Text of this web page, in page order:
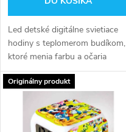
o
d
u
d
u
k
Led detské digitálne svietiace
hodiny s teplomerom budíkom,
ktoré menia farbu a očaria
všetky detské oči.
Originálny produkt